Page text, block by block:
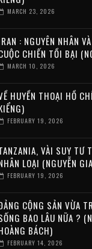
MARCH 23, 2026
: NGUYÊN NHÂN
CHIẾN TỒI BẠI
MARCH 10, 2026
HUYỀN THOẠI HỒ
FEBRUARY 19, 2026
VÀI SUY TƯ
LOẠI (NGUYỄN
FEBRUARY 19, 2026
CỘNG SẢN VỪA
BAO LÂU NỮA ?
BÁCH)
FEBRUARY 14, 2026